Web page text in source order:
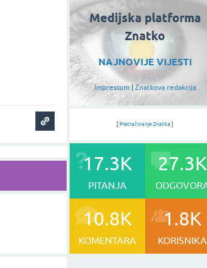
Medijska platforma
Znatko
NAJNOVIJE VIJESTI
Impressum| Znatkova redakcija
[ Pretraživanje Znatka ]
17.3K
PITANJA
27.3K
10.8K
KOMENTARA
1.8K
KORISNIKA